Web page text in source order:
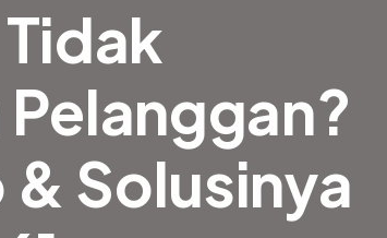
& Solusinya